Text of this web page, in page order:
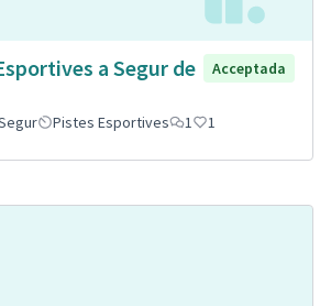
a Segur de
Acceptada
Pistes Esportives 1 1